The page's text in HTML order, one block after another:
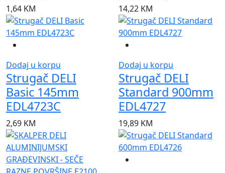
1,64 KM 14,22 KM
Dodaj u korpu
Strugač DELI
Basic 145mm
EDL4723C
2,69 KM
Dodaj u korpu
Strugač DELI
Standard 900mm
EDL4727
19,89 KM